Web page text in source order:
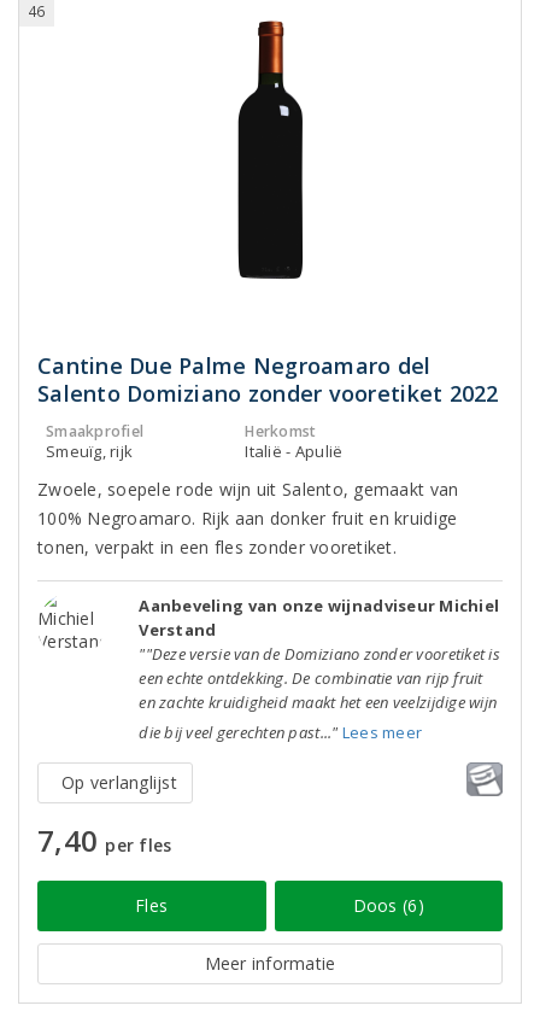
46
Cantine Due Palme Negroamaro del
Salento Domiziano zonder vooretiket 2022
Smaakprofiel
Smeuïg, rijk
Herkomst
Italië - Apulië
Zwoele, soepele rode wijn uit Salento, gemaakt van
100% Negroamaro. Rijk aan donker fruit en kruidige
tonen, verpakt in een fles zonder vooretiket.
Aanbeveling van onze wijnadviseur Michiel
Verstand
""Deze versie van de Domiziano zonder vooretiket is
een echte ontdekking. De combinatie van rijp fruit
en zachte kruidigheid maakt het een veelzijdige wijn
die bij veel gerechten past..." Lees meer
Op verlanglijst
7,40 per fles
Fles Doos (6)
Meer informatie